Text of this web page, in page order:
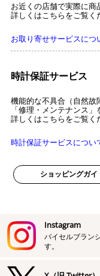
お近くの店舗で実際に商
詳しくはこちらをご覧く
お取り寄せサービスにつ
時計保証サービス
機能的な不具合（自然
「修理・メンテナンス」
詳しくはこちらをご覧く
時計保証サービスについ
ショッピングガイ
Instagram
バイセルブラン
す。